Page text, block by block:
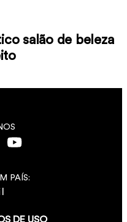
salão de beleza
DE USO
PAÍS: